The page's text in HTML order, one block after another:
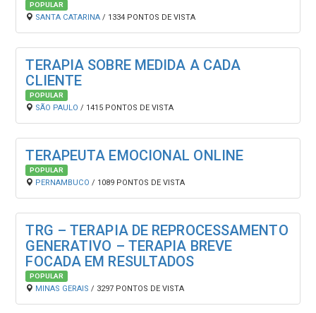
POPULAR
SANTA CATARINA / 1334 PONTOS DE VISTA
TERAPIA SOBRE MEDIDA A CADA
CLIENTE
POPULAR
SÃO PAULO / 1415 PONTOS DE VISTA
TERAPEUTA EMOCIONAL ONLINE
POPULAR
PERNAMBUCO / 1089 PONTOS DE VISTA
TRG – TERAPIA DE REPROCESSAMENTO
GENERATIVO – TERAPIA BREVE
FOCADA EM RESULTADOS
POPULAR
MINAS GERAIS / 3297 PONTOS DE VISTA